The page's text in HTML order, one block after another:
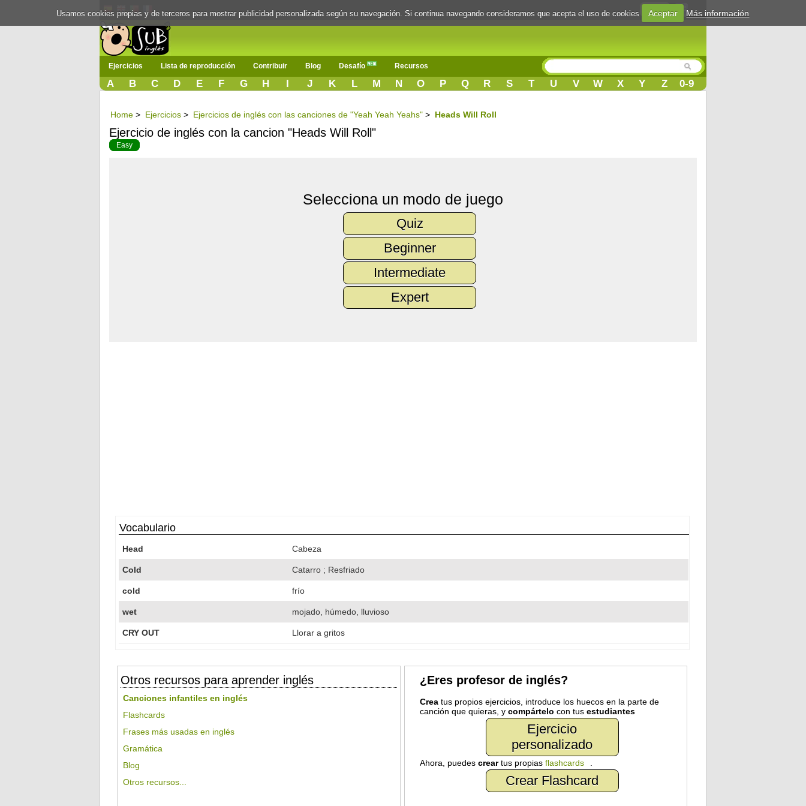
Login
Ejercicios Lista de reproducción Contribuir Blog Desafío Recursos
A B C D E F G H I J K L M N O P Q R S T U V W X Y Z 0-9
Home > Ejercicios > Ejercicios de inglés con las canciones de "Yeah Yeah Yeahs" > Heads Will Roll
Ejercicio de inglés con la cancion "Heads Will Roll"
Easy
Selecciona un modo de juego
Quiz
Beginner
Intermediate
Expert
Vocabulario
Head Cabeza
Cold Catarro ; Resfriado
cold frío
wet mojado, húmedo, lluvioso
CRY OUT Llorar a gritos
Otros recursos para aprender inglés
Canciones infantiles en inglés
Flashcards
Frases más usadas en inglés
Gramática
Blog
Otros recursos...
¿Eres profesor de inglés?
Creatus propios ejercicios, introduce los huecos en la parte de
canción que quieras, y compártelo con tus estudiantes
Ejercicio
personalizado
Ahora, puedes creartus propias flashcards
Crear Flashcard
Usamos cookies propias y de terceros para mostrar publicidad personalizada según su navegación. Si continua navegando consideramos que acepta el uso de cookies Aceptar Más información